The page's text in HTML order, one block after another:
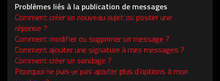
Problèmes liés à la publication de messages
Comment créer un nouveau sujet ou poster une
réponse ?
Comment modifier ou supprimer un message ?
Comment ajouter une signature à mes messages ?
Comment créer un sondage ?
Pourquoi ne puis-je pas ajouter plus d’options à mon